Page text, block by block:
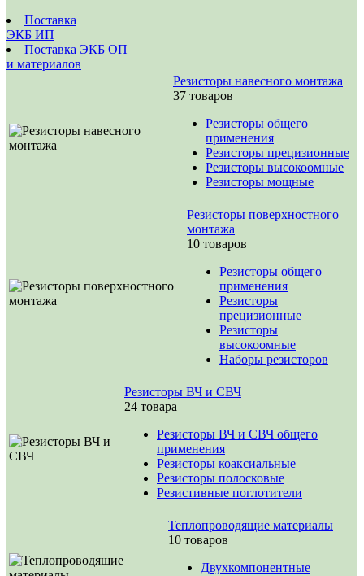
Поставка
ЭКБ ИП
Поставка ЭКБ ОП
и материалов
Резисторы навесного монтажа
37 товаров
Резисторы общего
применения
Резисторы прецизионные
Резисторы высокоомные
Резисторы мощные
Резисторы поверхностного
монтажа
10 товаров
Резисторы общего
применения
Резисторы
прецизионные
Резисторы
высокоомные
Наборы резисторов
Резисторы ВЧ и СВЧ
24 товара
Резисторы ВЧ и СВЧ общего
применения
Резисторы коаксиальные
Резисторы полосковые
Резистивные поглотители
Теплопроводящие материалы
10 товаров
Двухкомпонентные